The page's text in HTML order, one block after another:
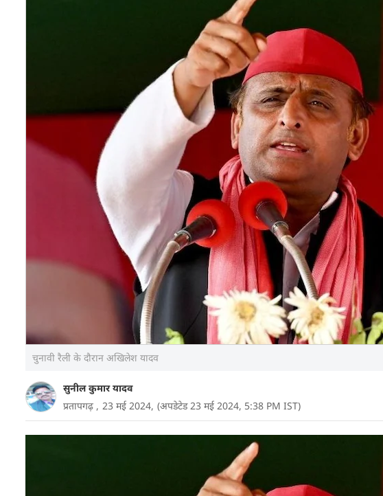
चुनावी रैली के दौरान अखिलेश यादव
सुनील कुमार यादव
प्रतापगढ़ , 23 मई 2024, (अपडेटेड 23 मई 2024, 5:38 PM IST)
उत्तर प्रदेश के प्रतापगढ़ स्थित राजकीय इंटर कॉलेज के मैदान में सपा
जनसत्ता दल लोकतांत्रिक के कार्यकर्ताओं ने बढ़-चढ़कर हिस्सा लिया.
झंडे-बैनर के साथ नजर आए. जिसपर अखिलेश यादव ने इशारों में उनका